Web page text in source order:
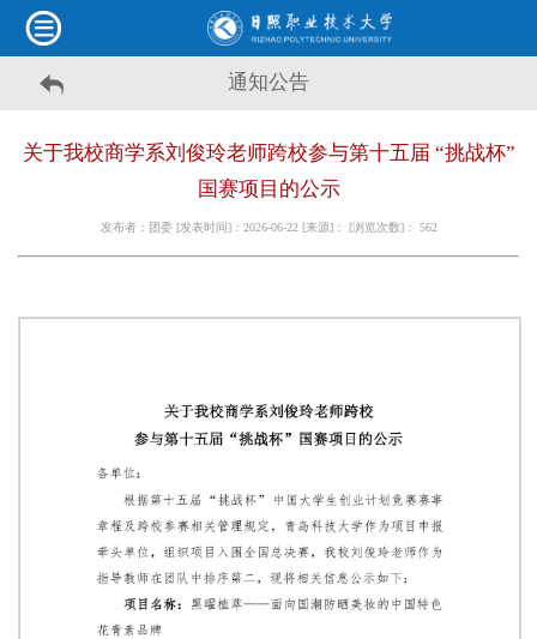
通知公告
关于我校商学系刘俊玲老师跨校参与第十五届 “挑战杯”
国赛项目的公示
发布者：团委 [发表时间]：2026-06-22 [来源]： [浏览次数]： 562